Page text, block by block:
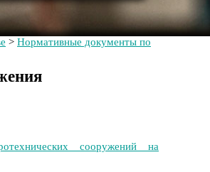
> Нормативные документы по
сооружений на